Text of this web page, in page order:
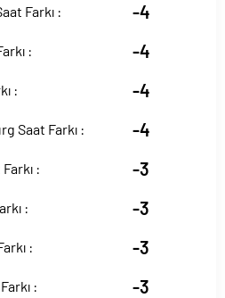
Farkı : -4
: -4
: -4
Saat Farkı : -4
: -3
: -3
: -3
: -3